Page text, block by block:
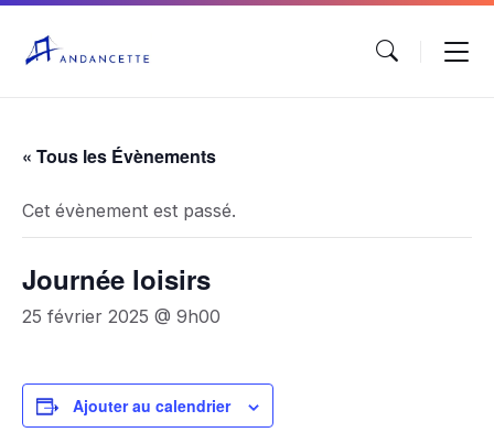
« Tous les Évènements
Cet évènement est passé.
Journée loisirs
25 février 2025 @ 9h00
Ajouter au calendrier